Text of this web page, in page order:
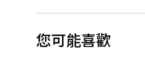
您可能喜歡